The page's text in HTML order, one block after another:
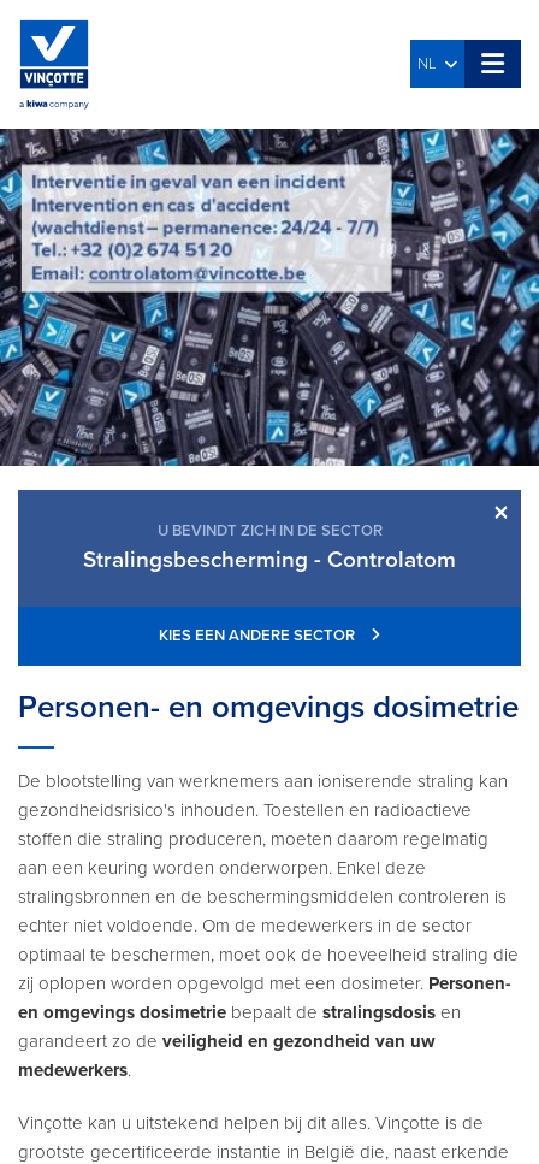
NL
×
U BEVINDT ZICH IN DE SECTOR
Stralingsbescherming - Controlatom
KIES EEN ANDERE SECTOR
Personen- en omgevings dosimetrie
De blootstelling van werknemers aan ioniserende straling kan
gezondheidsrisico's inhouden. Toestellen en radioactieve
stoffen die straling produceren, moeten daarom regelmatig
aan een keuring worden onderworpen. Enkel deze
stralingsbronnen en de beschermingsmiddelen controleren is
echter niet voldoende. Om de medewerkers in de sector
optimaal te beschermen, moet ook de hoeveelheid straling die
zij oplopen worden opgevolgd met een dosimeter. Personen-
en omgevings dosimetrie bepaalt de stralingsdosis en
garandeert zo de veiligheid en gezondheid van uw
medewerkers.
Vinçotte kan u uitstekend helpen bij dit alles. Vinçotte is de
grootste gecertificeerde instantie in België die, naast erkende